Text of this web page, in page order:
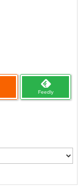
Feedly